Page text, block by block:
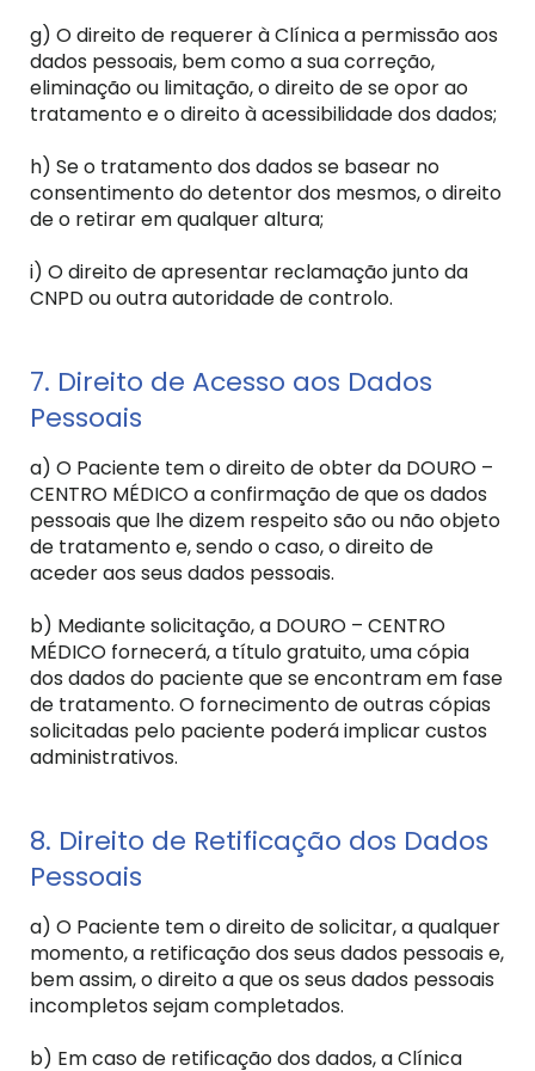
g) O direito de requerer à Clínica a permissão aos
dados pessoais, bem como a sua correção,
eliminação ou limitação, o direito de se opor ao
tratamento e o direito à acessibilidade dos dados;
h) Se o tratamento dos dados se basear no
consentimento do detentor dos mesmos, o direito
de o retirar em qualquer altura;
i) O direito de apresentar reclamação junto da
CNPD ou outra autoridade de controlo.
7. Direito de Acesso aos Dados
Pessoais
a) O Paciente tem o direito de obter da DOURO –
CENTRO MÉDICO a confirmação de que os dados
pessoais que lhe dizem respeito são ou não objeto
de tratamento e, sendo o caso, o direito de
aceder aos seus dados pessoais.
b) Mediante solicitação, a DOURO – CENTRO
MÉDICO fornecerá, a título gratuito, uma cópia
dos dados do paciente que se encontram em fase
de tratamento. O fornecimento de outras cópias
solicitadas pelo paciente poderá implicar custos
administrativos.
8. Direito de Retificação dos Dados
Pessoais
a) O Paciente tem o direito de solicitar, a qualquer
momento, a retificação dos seus dados pessoais e,
bem assim, o direito a que os seus dados pessoais
incompletos sejam completados.
b) Em caso de retificação dos dados, a Clínica